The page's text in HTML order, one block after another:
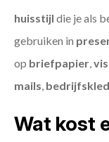
huisstijl die je als
gebruiken in
op briefpapier,
mails,
Wat kost